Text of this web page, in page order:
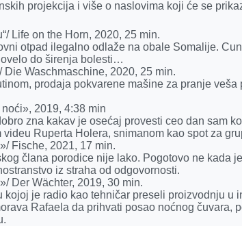
projekcija i više o naslovima koji će se
Life on the Horn, 2020, 25 min.
otpad ilegalno odlaže na obale Somalije.
do širenja bolesti…
Die Waschmaschine, 2020, 25 min.
prodaja pokvarene mašine za pranje
2019, 4:38 min
zna kakav je osećaj provesti ceo dan sam
videu Ruperta Holera, snimanom kao spot za
Fische, 2021, 17 min.
člana porodice nije lako. Pogotovo ne kada
iz straha od odgovornosti.
Der Wächter, 2019, 30 min.
kojoj je radio kao tehničar preseli proizvodnju u
Rafaela da prihvati posao noćnog čuvara,